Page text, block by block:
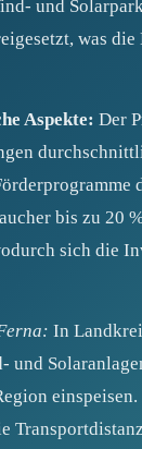
und
was
Aspekte: Der
bis zu 20
sich die
In
und